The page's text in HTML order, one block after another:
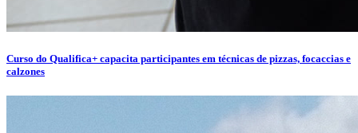
Curso do Qualifica+ capacita participantes em técnicas de pizzas, focaccias e
calzones